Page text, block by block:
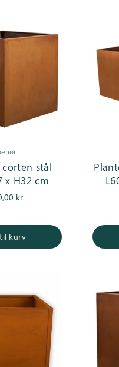
corten stål –
x H32 cm
kr.
kurv